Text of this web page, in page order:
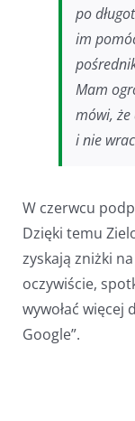
po
im
Mam
mówi, że
i nie
W czerwcu
Dzięki temu
zyskają zniżki
oczywiście,
wywołać więcej
Google”.